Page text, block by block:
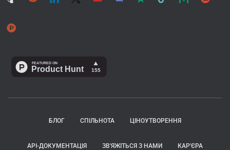
БЛОГ СПІЛЬНОТА ЦІНОУТВОРЕННЯ
API-ДОКУМЕНТАЦІЯ ЗВ'ЯЖІТЬСЯ З НАМИ КАР'ЄРА